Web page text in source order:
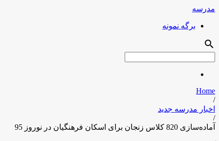
مدرسه
برگه نمونه
search
Home
/
اخبار مدرسه جدید
/
آماده‌سازی 820 کلاس زنجان برای اسکان فرهنگیان در نوروز 95